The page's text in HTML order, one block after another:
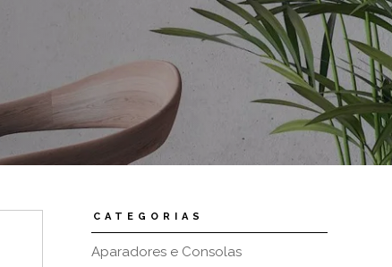
CATEGORIAS
Aparadores e Consolas